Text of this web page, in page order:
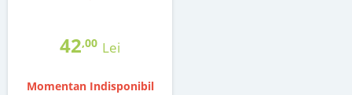
42,00 Lei
Momentan Indisponibil